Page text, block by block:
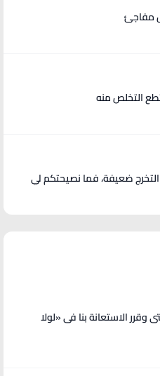
مفاجئ
التخلص منه
ضعيفة، فما نصيحتكم لي
الاستعانة بنا فى «لولا